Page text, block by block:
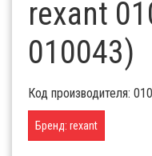
rexant
010043)
Код производителя:
Бренд: rexant